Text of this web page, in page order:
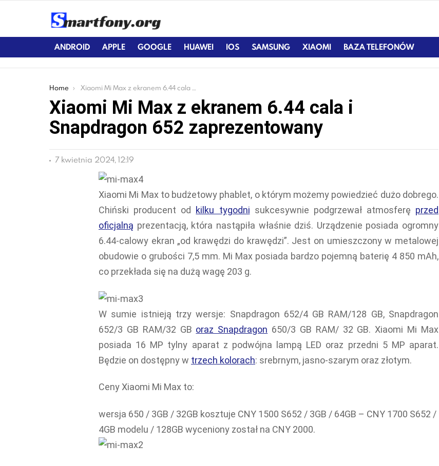
ANDROID APPLE GOOGLE HUAWEI IOS SAMSUNG XIAOMI BAZA TELEFONÓW
You are here:
Home Xiaomi Mi Max z ekranem 6.44 cala i Snapdragon 652 zaprezentowany
Xiaomi Mi Max z ekranem 6.44 cala i
Snapdragon 652 zaprezentowany
7 kwietnia 2024, 12:19
Xiaomi Mi Max to budżetowy phablet, o którym możemy powiedzieć dużo dobrego.
Chiński producent od kilku tygodni sukcesywnie podgrzewał atmosferę przed
oficjalną prezentacją, która nastąpiła właśnie dziś. Urządzenie posiada ogromny
6.44-calowy ekran „od krawędzi do krawędzi”. Jest on umieszczony w metalowej
obudowie o grubości 7,5 mm. Mi Max posiada bardzo pojemną baterię 4 850 mAh,
co przekłada się na dużą wagę 203 g.
W sumie istnieją trzy wersje: Snapdragon 652/4 GB RAM/128 GB, Snapdragon
652/3 GB RAM/32 GB oraz Snapdragon 650/3 GB RAM/ 32 GB. Xiaomi Mi Max
posiada 16 MP tylny aparat z podwójna lampą LED oraz przedni 5 MP aparat.
Będzie on dostępny w trzech kolorach: srebrnym, jasno-szarym oraz złotym.
Ceny Xiaomi Mi Max to:
wersja 650 / 3GB / 32GB kosztuje CNY 1500 S652 / 3GB / 64GB – CNY 1700 S652 /
4GB modelu / 128GB wyceniony został na CNY 2000.